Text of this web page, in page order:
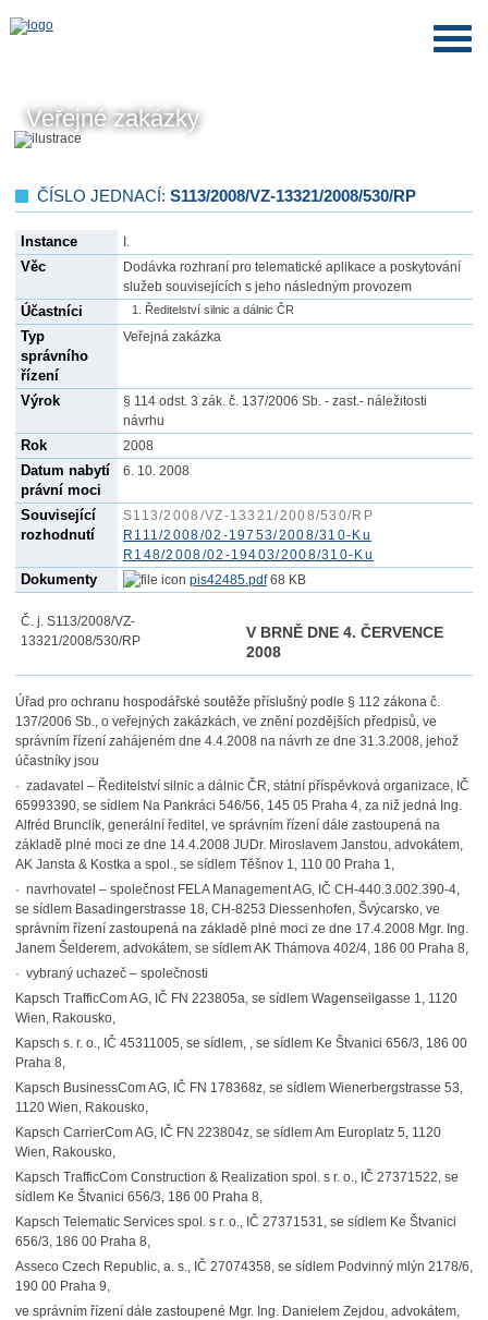
Veřejné zakázky
ČÍSLO JEDNACÍ: S113/2008/VZ-13321/2008/530/RP
Instance I.
Věc
Dodávka rozhraní pro telematické aplikace a poskytování
služeb souvisejících s jeho následným provozem
Účastníci Ředitelství silnic a dálnic ČR
Typ
správního
řízení
Veřejná zakázka
Výrok
§ 114 odst. 3 zák. č. 137/2006 Sb. - zast.- náležitosti
návrhu
Rok 2008
Datum nabytí
právní moci
6. 10. 2008
Související
rozhodnutí
S113/2008/VZ-13321/2008/530/RP
R111/2008/02-19753/2008/310-Ku
R148/2008/02-19403/2008/310-Ku
Dokumenty pis42485.pdf68 KB
Č. j. S113/2008/VZ-
13321/2008/530/RP
V BRNĚ DNE 4. ČERVENCE
2008
Úřad pro ochranu hospodářské soutěže příslušný podle § 112 zákona č.
137/2006 Sb., o veřejných zakázkách, ve znění pozdějších předpisů, ve
správním řízení zahájeném dne 4.4.2008 na návrh ze dne 31.3.2008, jehož
účastníky jsou
· zadavatel – Ředitelství silnic a dálnic ČR, státní příspěvková organizace, IČ
65993390, se sídlem Na Pankráci 546/56, 145 05 Praha 4, za niž jedná Ing.
Alfréd Brunclík, generální ředitel, ve správním řízení dále zastoupená na
základě plné moci ze dne 14.4.2008 JUDr. Miroslavem Janstou, advokátem,
AK Jansta & Kostka a spol., se sídlem Těšnov 1, 110 00 Praha 1,
· navrhovatel – společnost FELA Management AG, IČ CH-440.3.002.390-4,
se sídlem Basadingerstrasse 18, CH-8253 Diessenhofen, Švýcarsko, ve
správním řízení zastoupená na základě plné moci ze dne 17.4.2008 Mgr. Ing.
Janem Šelderem, advokátem, se sídlem AK Thámova 402/4, 186 00 Praha 8,
· vybraný uchazeč – společnosti
Kapsch TrafficCom AG, IČ FN 223805a, se sídlem Wagenseilgasse 1, 1120
Wien, Rakousko,
Kapsch s. r. o., IČ 45311005, se sídlem, , se sídlem Ke Štvanici 656/3, 186 00
Praha 8,
Kapsch BusinessCom AG, IČ FN 178368z, se sídlem Wienerbergstrasse 53,
1120 Wien, Rakousko,
Kapsch CarrierCom AG, IČ FN 223804z, se sídlem Am Europlatz 5, 1120
Wien, Rakousko,
Kapsch TrafficCom Construction & Realization spol. s r. o., IČ 27371522, se
sídlem Ke Štvanici 656/3, 186 00 Praha 8,
Kapsch Telematic Services spol. s r. o., IČ 27371531, se sídlem Ke Štvanici
656/3, 186 00 Praha 8,
Asseco Czech Republic, a. s., IČ 27074358, se sídlem Podvinný mlýn 2178/6,
190 00 Praha 9,
ve správním řízení dále zastoupené Mgr. Ing. Danielem Zejdou, advokátem,